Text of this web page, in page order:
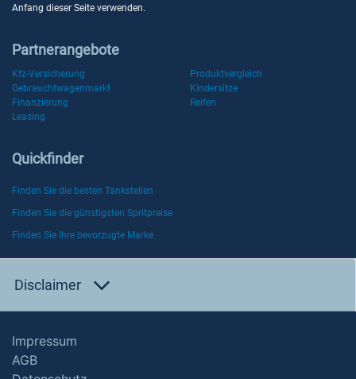
Anfang dieser Seite verwenden.
Partnerangebote
Kfz-Versicherung
Produktvergleich
Gebrauchtwagenmarkt
Kindersitze
Finanzierung
Reifen
Leasing
Quickfinder
Finden Sie die besten Tankstellen
Finden Sie die günstigsten Spritpreise
Finden Sie Ihre bevorzugte Marke
Disclaimer
Impressum
AGB